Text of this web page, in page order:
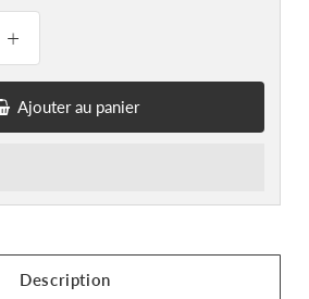
+
Ajouter au panier
Description